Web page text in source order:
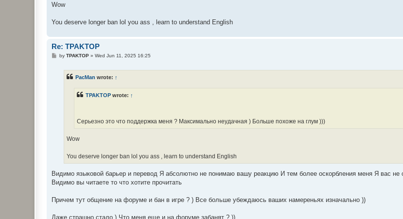
Wow
You deserve longer ban lol you ass , learn to understand English
Re: TPAKTOP
Pby TPAKTOP» Wed Jun 11, 2025 16:25
PacMan wrote: ↑
TPAKTOP wrote: ↑
Серьезно это что поддержка меня ? Максимально неудачная ) Больше похоже на глум )))
Wow
You deserve longer ban lol you ass , learn to understand English
Видимо языковой барьер и перевод Я абсолютно не понимаю вашу реакцию И тем более оскорбления меня Я вас не
Видимо вы читаете то что хотите прочитать
Причем тут общение на форуме и бан в игре ? ) Все больше убеждаюсь ваших намереньях изначально ))
Даже страшно стало ) Что меня еще и на форуме забанят ? ))